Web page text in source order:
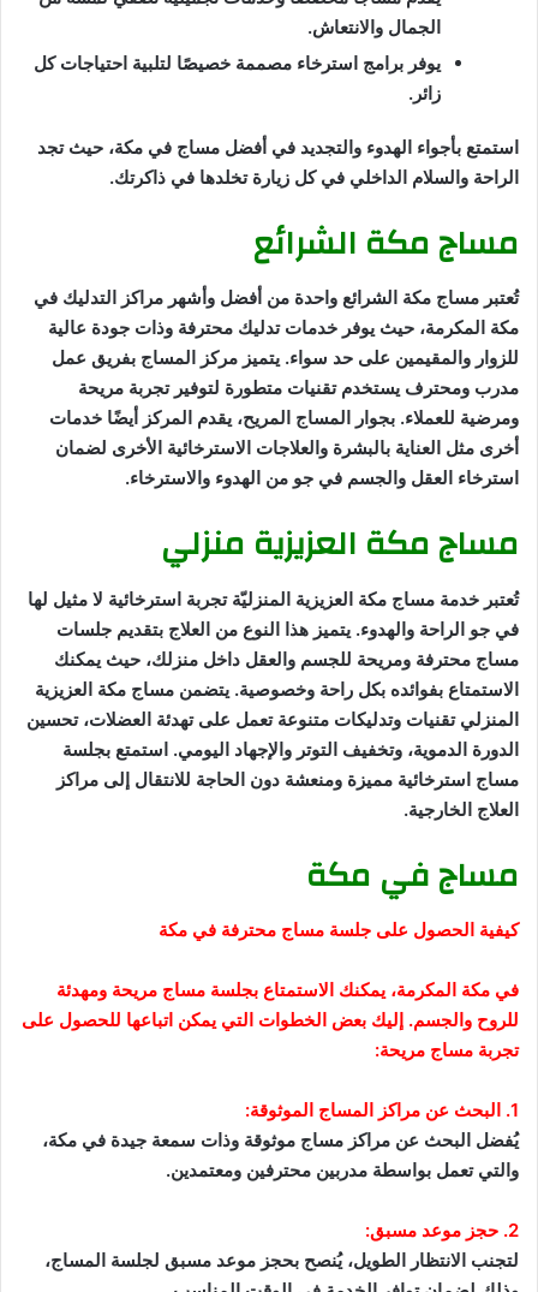
الجمال والانتعاش.
يوفر برامج استرخاء مصممة خصيصًا لتلبية احتياجات كل
زائر.
استمتع بأجواء الهدوء والتجديد في أفضل مساج في مكة، حيث تجد
الراحة والسلام الداخلي في كل زيارة تخلدها في ذاكرتك.
مساج مكة الشرائع
تُعتبر مساج مكة الشرائع واحدة من أفضل وأشهر مراكز التدليك في
مكة المكرمة، حيث يوفر خدمات تدليك محترفة وذات جودة عالية
للزوار والمقيمين على حد سواء. يتميز مركز المساج بفريق عمل
مدرب ومحترف يستخدم تقنيات متطورة لتوفير تجربة مريحة
ومرضية للعملاء. بجوار المساج المريح، يقدم المركز أيضًا خدمات
أخرى مثل العناية بالبشرة والعلاجات الاسترخائية الأخرى لضمان
استرخاء العقل والجسم في جو من الهدوء والاسترخاء.
مساج مكة العزيزية منزلي
تُعتبر خدمة مساج مكة العزيزية المنزليّة تجربة استرخائية لا مثيل لها
في جو الراحة والهدوء. يتميز هذا النوع من العلاج بتقديم جلسات
مساج محترفة ومريحة للجسم والعقل داخل منزلك، حيث يمكنك
الاستمتاع بفوائده بكل راحة وخصوصية. يتضمن مساج مكة العزيزية
المنزلي تقنيات وتدليكات متنوعة تعمل على تهدئة العضلات، تحسين
الدورة الدموية، وتخفيف التوتر والإجهاد اليومي. استمتع بجلسة
مساج استرخائية مميزة ومنعشة دون الحاجة للانتقال إلى مراكز
العلاج الخارجية.
مساج في مكة
كيفية الحصول على جلسة مساج محترفة في مكة
في مكة المكرمة، يمكنك الاستمتاع بجلسة مساج مريحة ومهدئة
للروح والجسم. إليك بعض الخطوات التي يمكن اتباعها للحصول على
تجربة مساج مريحة:
1. البحث عن مراكز المساج الموثوقة:
يُفضل البحث عن مراكز مساج موثوقة وذات سمعة جيدة في مكة،
والتي تعمل بواسطة مدربين محترفين ومعتمدين.
2. حجز موعد مسبق:
لتجنب الانتظار الطويل، يُنصح بحجز موعد مسبق لجلسة المساج،